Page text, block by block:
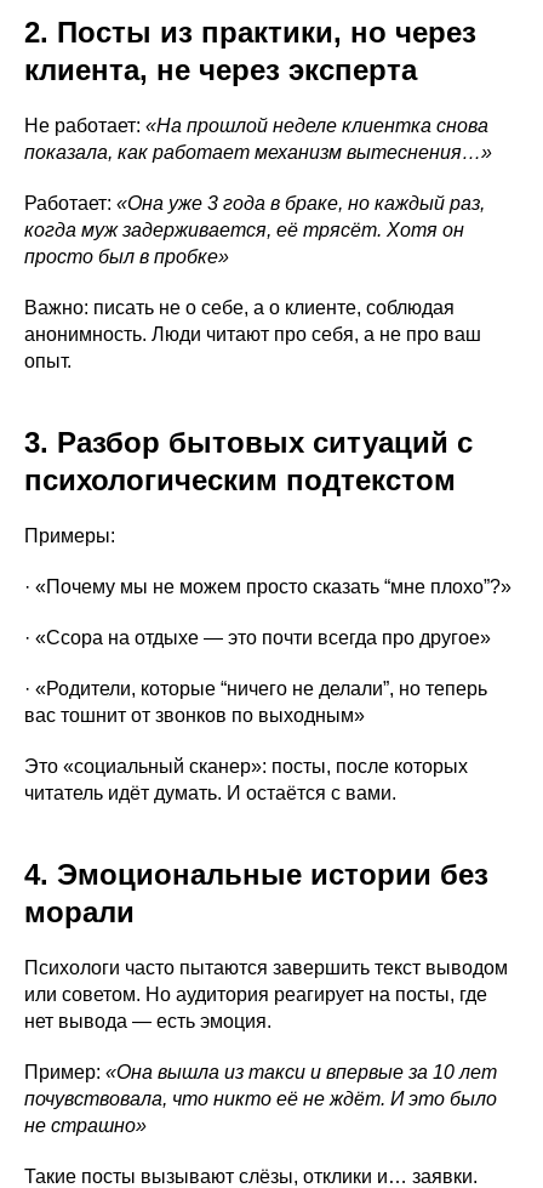
2. Посты из практики, но через
клиента, не через эксперта
Не работает: «На прошлой неделе клиентка снова
показала, как работает механизм вытеснения…»
Работает: «Она уже 3 года в браке, но каждый раз,
когда муж задерживается, её трясёт. Хотя он
просто был в пробке»
Важно: писать не о себе, а о клиенте, соблюдая
анонимность. Люди читают про себя, а не про ваш
опыт.
3. Разбор бытовых ситуаций с
психологическим подтекстом
Примеры:
· «Почему мы не можем просто сказать “мне плохо”?»
· «Ссора на отдыхе — это почти всегда про другое»
· «Родители, которые “ничего не делали”, но теперь
вас тошнит от звонков по выходным»
Это «социальный сканер»: посты, после которых
читатель идёт думать. И остаётся с вами.
4. Эмоциональные истории без
морали
Психологи часто пытаются завершить текст выводом
или советом. Но аудитория реагирует на посты, где
нет вывода — есть эмоция.
Пример: «Она вышла из такси и впервые за 10 лет
почувствовала, что никто её не ждёт. И это было
не страшно»
Такие посты вызывают слёзы, отклики и… заявки.